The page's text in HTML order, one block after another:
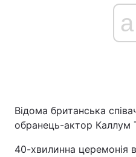
Відома британська
обранець-актор Каллум
40-хвилинна церемонія